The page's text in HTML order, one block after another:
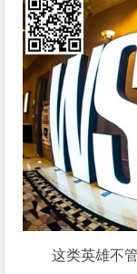
这类英雄不